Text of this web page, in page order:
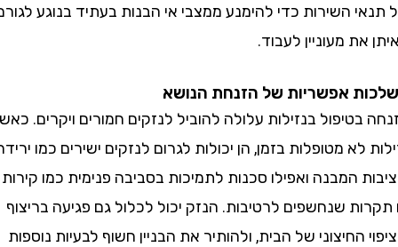
השירות כדי להימנע ממצבי אי הבנות בעתיד בנוגע לגורם
מעוניין לעבוד.
אפשריות של הזנחת הנושא
בנזילות עלולה להוביל לנזקים חמורים ויקרים. כאשר
מטופלות בזמן, הן יכולות לגרום לנזקים ישירים כמו ירידה
המבנה ואפילו סכנות לתמיכות בסביבה פנימית כמו קירות
שנחשפים לרטיבות. הנזק יכול לכלול גם פגיעה בריצוף
החיצוני של הבית, ולהותיר את הבניין חשוף לבעיות נוספות